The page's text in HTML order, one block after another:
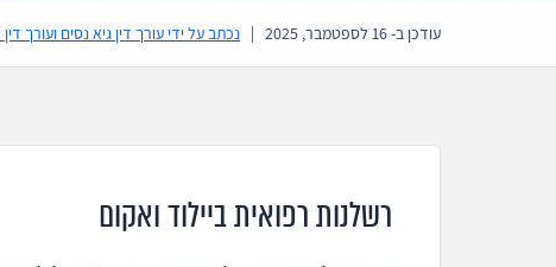
עודכן ב-16 לספטמבר, 2025 | נכתב על ידי עורך דין גיא נסים ועורך
רשלנות רפואית ביילוד ואקום